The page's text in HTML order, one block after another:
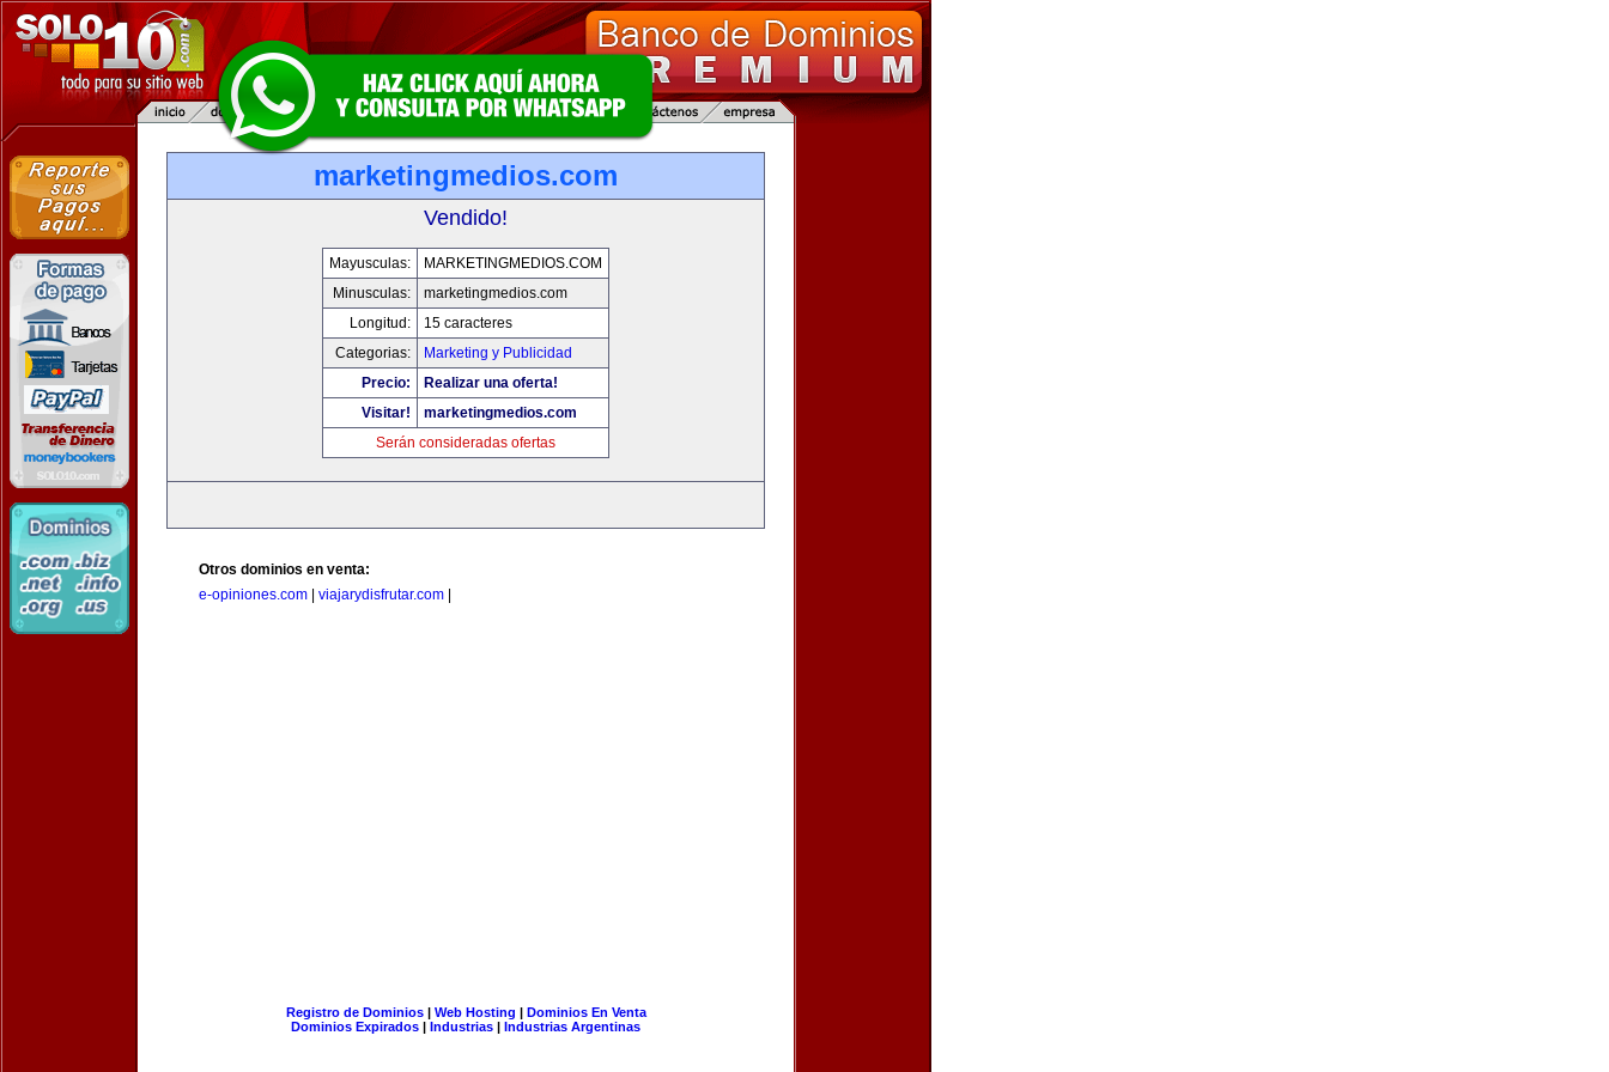
marketingmedios.com
Vendido!
Mayusculas:
MARKETINGMEDIOS.COM
Minusculas:
marketingmedios.com
Longitud:
15 caracteres
Categorias:
Marketing y Publicidad
Precio:
Realizar una oferta!
Visitar!
marketingmedios.com
Serán consideradas ofertas
Otros dominios en venta:
e-opiniones.com
viajarydisfrutar.com
Registro de Dominios| Web Hosting | Dominios En Venta
Dominios Expirados | Industrias | Industrias Argentinas